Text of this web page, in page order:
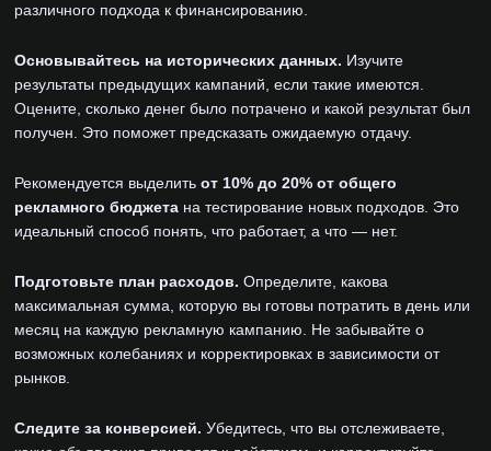
различного подхода к финансированию.
Основывайтесь на исторических данных. Изучите
результаты предыдущих кампаний, если такие имеются.
Оцените, сколько денег было потрачено и какой результат был
получен. Это поможет предсказать ожидаемую отдачу.
Рекомендуется выделить от 10% до 20% от общего
рекламного бюджета на тестирование новых подходов. Это
идеальный способ понять, что работает, а что — нет.
Подготовьте план расходов. Определите, какова
максимальная сумма, которую вы готовы потратить в день или
месяц на каждую рекламную кампанию. Не забывайте о
возможных колебаниях и корректировках в зависимости от
рынков.
Следите за конверсией. Убедитесь, что вы отслеживаете,